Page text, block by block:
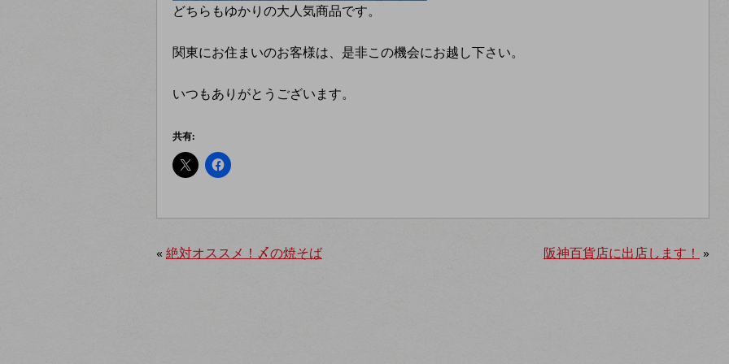
どちらもゆかりの大人気商品です。
関東にお住まいのお客様は、是非この機会にお越し下さい。
いつもありがとうございます。
共有:
« 絶対オススメ！〆の焼そば 阪神百貨店に出店します！ »